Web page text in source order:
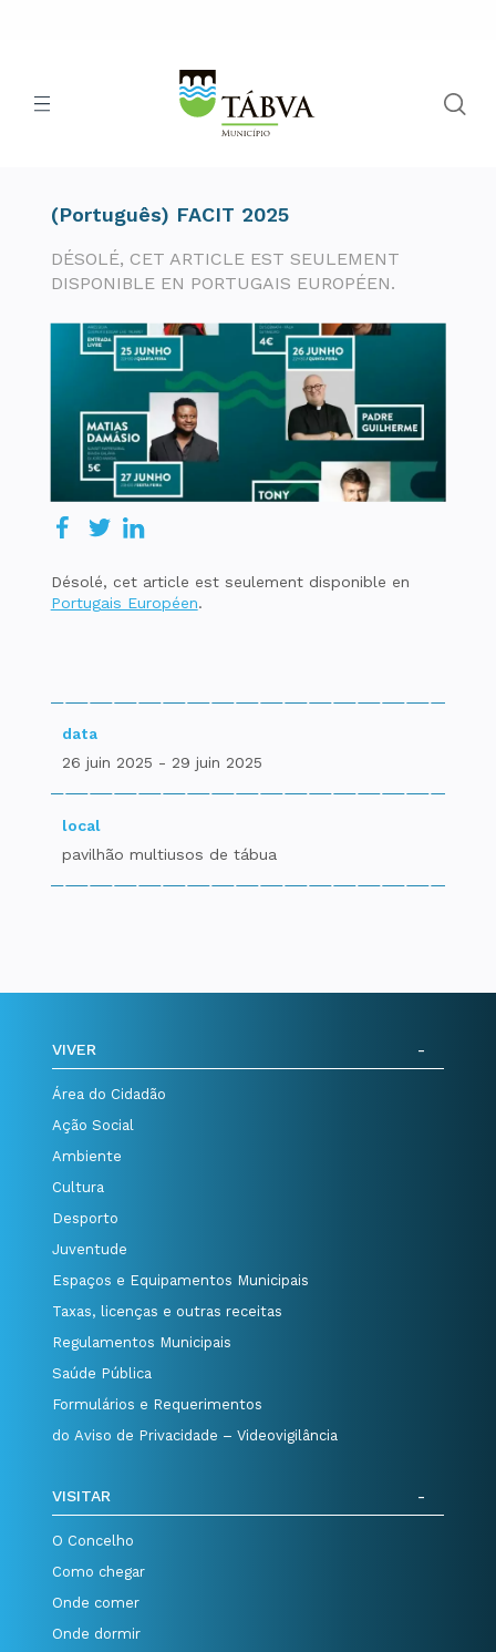
(Português) FACIT 2025
DÉSOLÉ, CET ARTICLE EST SEULEMENT
DISPONIBLE EN PORTUGAIS EUROPÉEN.
Désolé, cet article est seulement disponible en
Portugais Européen.
data
26 juin 2025 - 29 juin 2025
local
pavilhão multiusos de tábua
VIVER
Área do Cidadão
Ação Social
Ambiente
Cultura
Desporto
Juventude
Espaços e Equipamentos Municipais
Taxas, licenças e outras receitas
Regulamentos Municipais
Saúde Pública
Formulários e Requerimentos
do Aviso de Privacidade – Videovigilância
VISITAR
O Concelho
Como chegar
Onde comer
Onde dormir